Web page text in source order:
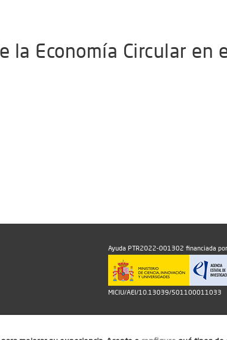
la Economía Circular en
Ayuda PTR2022-001302 financiada
MICIU/AEI/10.13039/501100011033